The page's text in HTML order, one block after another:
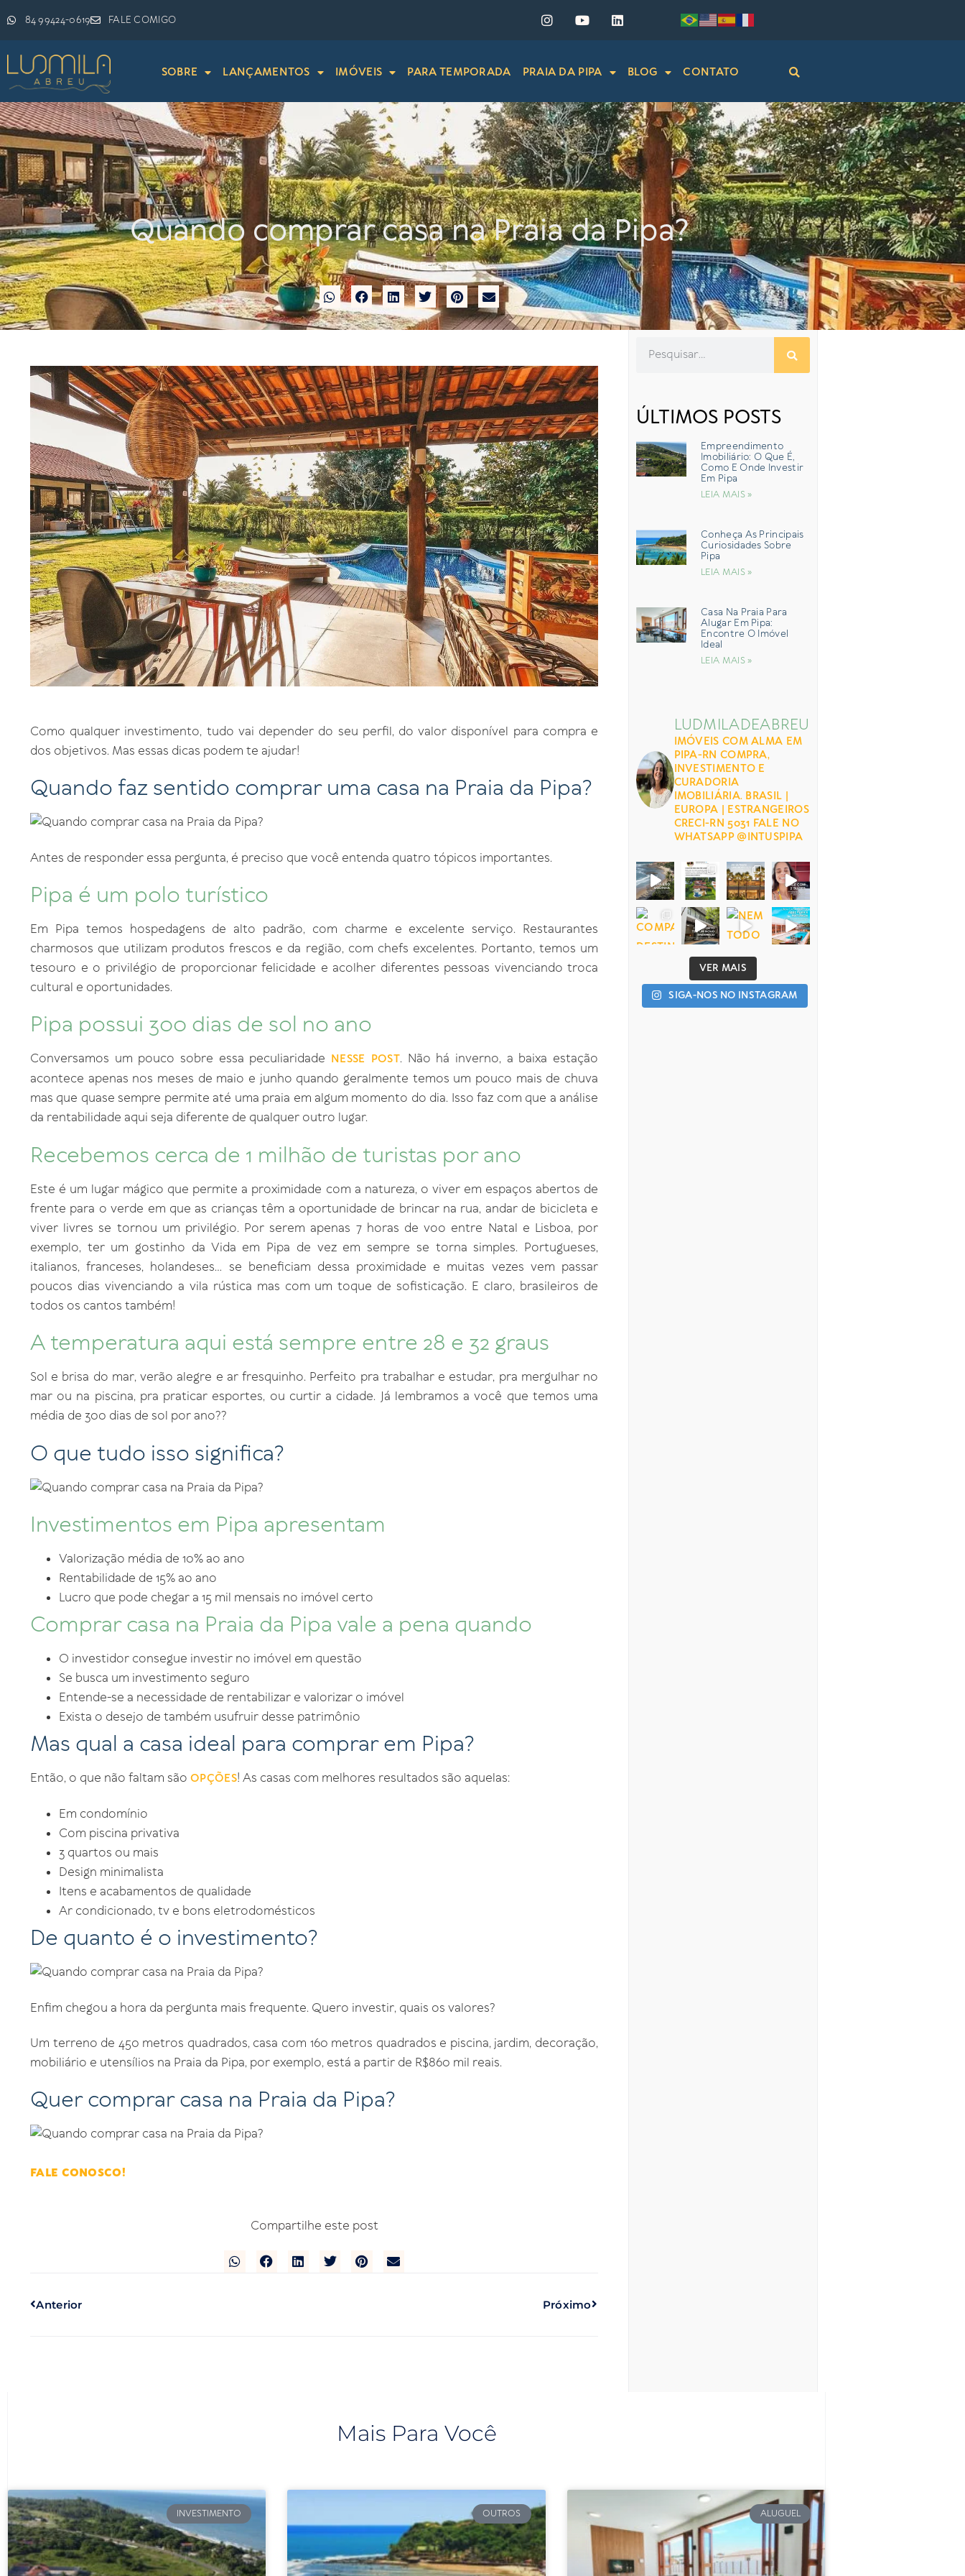
84 99424-0619 FALE COMIGO
SOBRE LANÇAMENTOS IMÓVEIS PARA TEMPORADA PRAIA DA PIPA BLOG CONTATO
Quando comprar casa na Praia da Pipa?
Compartilhe Esse Post
Como qualquer investimento, tudo vai depender do seu perfil, do valor disponível para compra e
dos objetivos. Mas essas dicas podem te ajudar!
Quando faz sentido comprar uma casa na Praia da Pipa?
Antes de responder essa pergunta, é preciso que você entenda quatro tópicos importantes.
Pipa é um polo turístico
Em Pipa temos hospedagens de alto padrão, com charme e excelente serviço. Restaurantes
charmosos que utilizam produtos frescos e da região, com chefs excelentes. Portanto, temos um
tesouro e o privilégio de proporcionar felicidade e acolher diferentes pessoas vivenciando troca
cultural e oportunidades.
Pipa possui 300 dias de sol no ano
Conversamos um pouco sobre essa peculiaridade NESSE POST. Não há inverno, a baixa estação
acontece apenas nos meses de maio e junho quando geralmente temos um pouco mais de chuva
mas que quase sempre permite até uma praia em algum momento do dia. Isso faz com que a análise
da rentabilidade aqui seja diferente de qualquer outro lugar.
Recebemos cerca de 1 milhão de turistas por ano
Este é um lugar mágico que permite a proximidade com a natureza, o viver em espaços abertos de
frente para o verde em que as crianças têm a oportunidade de brincar na rua, andar de bicicleta e
viver livres se tornou um privilégio. Por serem apenas 7 horas de voo entre Natal e Lisboa, por
exemplo, ter um gostinho da Vida em Pipa de vez em sempre se torna simples. Portugueses,
italianos, franceses, holandeses… se beneficiam dessa proximidade e muitas vezes vem passar
poucos dias vivenciando a vila rústica mas com um toque de sofisticação. E claro, brasileiros de
todos os cantos também!
A temperatura aqui está sempre entre 28 e 32 graus
Sol e brisa do mar, verão alegre e ar fresquinho. Perfeito pra trabalhar e estudar, pra mergulhar no
mar ou na piscina, pra praticar esportes, ou curtir a cidade. Já lembramos a você que temos uma
média de 300 dias de sol por ano??
O que tudo isso significa?
Investimentos em Pipa apresentam
Valorização média de 10% ao ano
Rentabilidade de 15% ao ano
Lucro que pode chegar a 15 mil mensais no imóvel certo
Comprar casa na Praia da Pipa vale a pena quando
O investidor consegue investir no imóvel em questão
Se busca um investimento seguro
Entende-se a necessidade de rentabilizar e valorizar o imóvel
Exista o desejo de também usufruir desse patrimônio
Mas qual a casa ideal para comprar em Pipa?
Então, o que não faltam são OPÇÕES! As casas com melhores resultados são aquelas:
Em condomínio
Com piscina privativa
3 quartos ou mais
Design minimalista
Itens e acabamentos de qualidade
Ar condicionado, tv e bons eletrodomésticos
De quanto é o investimento?
Enfim chegou a hora da pergunta mais frequente. Quero investir, quais os valores?
Um terreno de 450 metros quadrados, casa com 160 metros quadrados e piscina, jardim, decoração,
mobiliário e utensílios na Praia da Pipa, por exemplo, está a partir de R$860 mil reais.
Quer comprar casa na Praia da Pipa?
FALE CONOSCO!
Compartilhe este post
Anterior Próximo
ÚLTIMOS POSTS
Empreendimento
Imobiliário: O Que É,
Como E Onde Investir
Em Pipa
LEIA MAIS »
Conheça As Principais
Curiosidades Sobre
Pipa
LEIA MAIS »
Casa Na Praia Para
Alugar Em Pipa:
Encontre O Imóvel
Ideal
LEIA MAIS »
LUDMILADEABREU
IMÓVEIS COM ALMA EM
PIPA-RN COMPRA,
INVESTIMENTO E
CURADORIA
IMOBILIÁRIA. BRASIL |
EUROPA | ESTRANGEIROS
CRECI-RN 5031 FALE NO
WHATSAPP@INTUSPIPA
VER MAIS
SIGA-NOS NO INSTAGRAM
Mais Para Você
INVESTIMENTO OUTROS ALUGUEL